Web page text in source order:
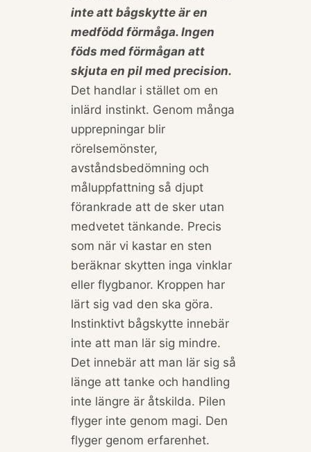
inte att bågskytte är en
medfödd förmåga. Ingen
föds med förmågan att
skjuta en pil med precision.
Det handlar i stället om en
inlärd instinkt. Genom många
upprepningar blir
rörelsemönster,
avståndsbedömning och
måluppfattning så djupt
förankrade att de sker utan
medvetet tänkande. Precis
som när vi kastar en sten
beräknar skytten inga vinklar
eller flygbanor. Kroppen har
lärt sig vad den ska göra.
Instinktivt bågskytte innebär
inte att man lär sig mindre.
Det innebär att man lär sig så
länge att tanke och handling
inte längre är åtskilda. Pilen
flyger inte genom magi. Den
flyger genom erfarenhet.